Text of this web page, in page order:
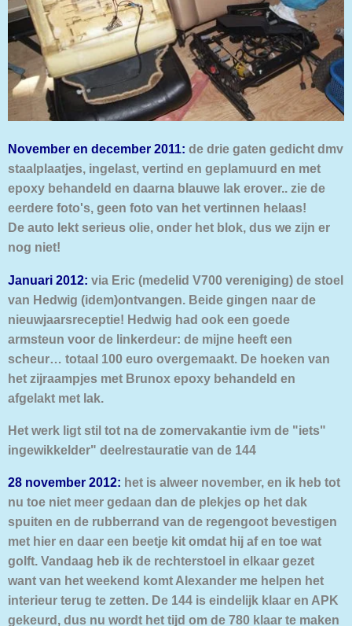
November en december 2011: de drie gaten gedicht dmv
staalplaatjes, ingelast, vertind en geplamuurd en met
epoxy behandeld en daarna blauwe lak erover.. zie de
eerdere foto's, geen foto van het vertinnen helaas!
De auto lekt serieus olie, onder het blok, dus we zijn er
nog niet!
Januari 2012: via Eric (medelid V700 vereniging) de stoel
van Hedwig (idem)ontvangen. Beide gingen naar de
nieuwjaarsreceptie! Hedwig had ook een goede
armsteun voor de linkerdeur: de mijne heeft een
scheur… totaal 100 euro overgemaakt. De hoeken van
het zijraampjes met Brunox epoxy behandeld en
afgelakt met lak.
Het werk ligt stil tot na de zomervakantie ivm de "iets"
ingewikkelder" deelrestauratie van de 144
28 november 2012: het is alweer november, en ik heb tot
nu toe niet meer gedaan dan de plekjes op het dak
spuiten en de rubberrand van de regengoot bevestigen
met hier en daar een beetje kit omdat hij af en toe wat
golft. Vandaag heb ik de rechterstoel in elkaar gezet
want van het weekend komt Alexander me helpen het
interieur terug te zetten. De 144 is eindelijk klaar en APK
gekeurd, dus nu wordt het tijd om de 780 klaar te maken